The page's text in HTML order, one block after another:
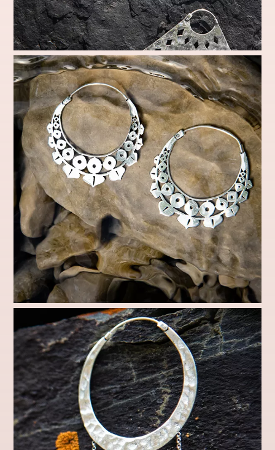
Le lobe c'est chic
Sublime ton lobe